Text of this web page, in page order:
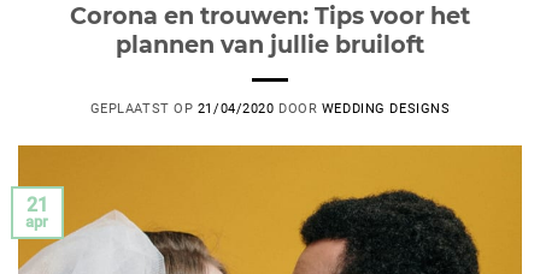
Corona en trouwen: Tips voor het
plannen van jullie bruiloft
GEPLAATST OP 21/04/2020 DOOR WEDDING DESIGNS
21
apr